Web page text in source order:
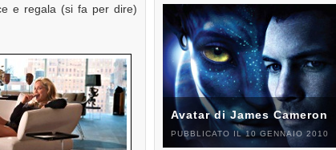
e regala (si fa per dire)
Avatar di James Cameron
PUBBLICATO IL 10 GENNAIO 2010